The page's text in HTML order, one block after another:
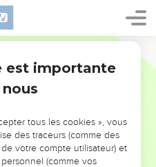
L’ÉVÉNEMENT
!
VOUS ÉVITER LES
est importante
tous les cookies », vous
des traceurs (comme des
votre compte utilisateur) et
(comme vos